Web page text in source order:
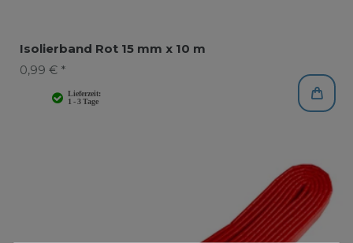
Isolierband Rot 15 mm x 10 m
0,99 € *